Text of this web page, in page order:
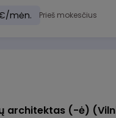
mėn. Prieš mokesčius
architektas (-ė)